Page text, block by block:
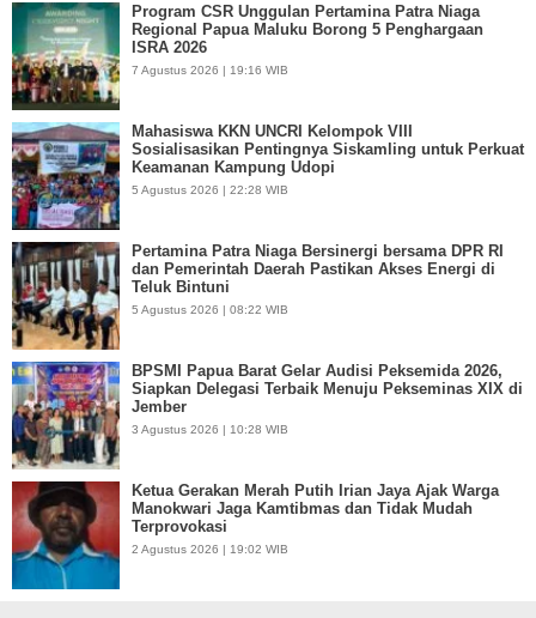
Program CSR Unggulan Pertamina Patra Niaga
Regional Papua Maluku Borong 5 Penghargaan
ISRA 2026
7 Agustus 2026 | 19:16 WIB
Mahasiswa KKN UNCRI Kelompok VIII
Sosialisasikan Pentingnya Siskamling untuk Perkuat
Keamanan Kampung Udopi
5 Agustus 2026 | 22:28 WIB
Pertamina Patra Niaga Bersinergi bersama DPR RI
dan Pemerintah Daerah Pastikan Akses Energi di
Teluk Bintuni
5 Agustus 2026 | 08:22 WIB
BPSMI Papua Barat Gelar Audisi Peksemida 2026,
Siapkan Delegasi Terbaik Menuju Pekseminas XIX di
Jember
3 Agustus 2026 | 10:28 WIB
Ketua Gerakan Merah Putih Irian Jaya Ajak Warga
Manokwari Jaga Kamtibmas dan Tidak Mudah
Terprovokasi
2 Agustus 2026 | 19:02 WIB